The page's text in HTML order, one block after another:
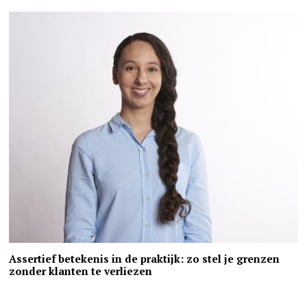
Assertief betekenis in de praktijk: zo stel je grenzen
zonder klanten te verliezen